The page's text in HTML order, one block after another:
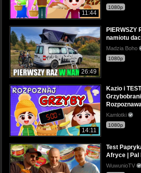
11:44
1080p
26:49
PIERWSZY
namiotu
Madzia Boho
1080p
14:11
Kazio i
Kamlotki
1080p
Test
Afryce | Pal
WuwunioTV